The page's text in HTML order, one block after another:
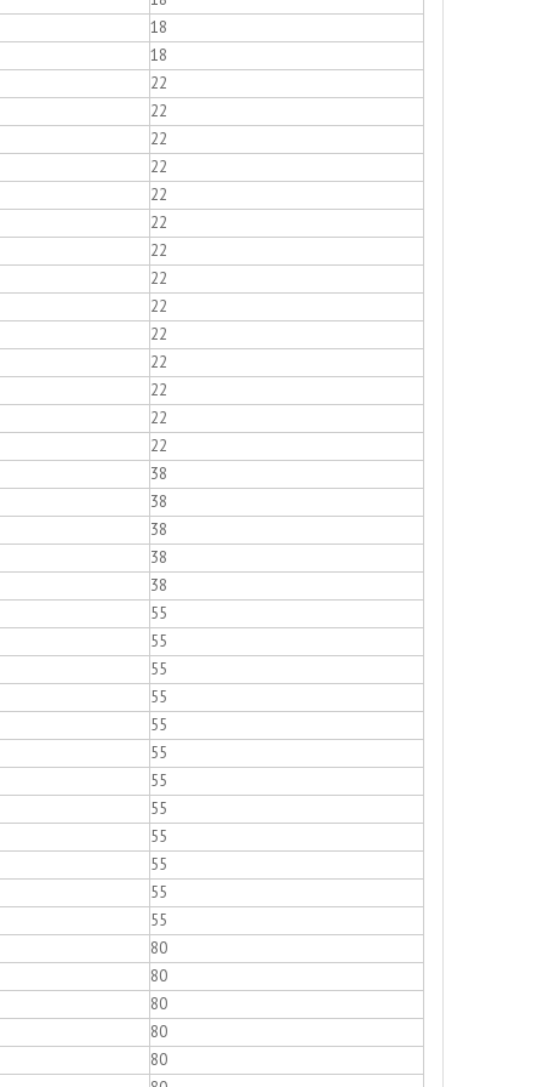
18
18
22
22
22
22
22
22
22
22
22
22
22
22
22
22
38
38
38
38
38
55
55
55
55
55
55
55
55
55
55
55
55
80
80
80
80
80